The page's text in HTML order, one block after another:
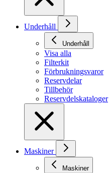
Underhåll
Underhåll
Visa alla
Filterkit
Förbrukningsvaror
Reservdelar
Tillbehör
Reservdelskataloger
Maskiner
Maskiner